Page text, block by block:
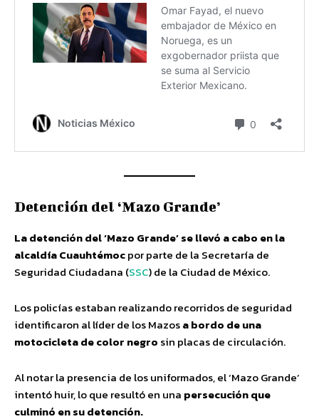
Detención del ‘Mazo Grande’
La detención del ‘Mazo Grande’ se llevó a cabo en la
alcaldía Cuauhtémocpor parte de la Secretaría de
Seguridad Ciudadana (SSC) de la Ciudad de México.
Los policías estaban realizando recorridos de seguridad
identificaron al líder de los Mazosa bordo de una
motocicleta de color negro sin placas de circulación.
Al notar la presencia de los uniformados, el ‘Mazo Grande’
intentó huir, lo que resultó en una persecución que
culminó en su detención.